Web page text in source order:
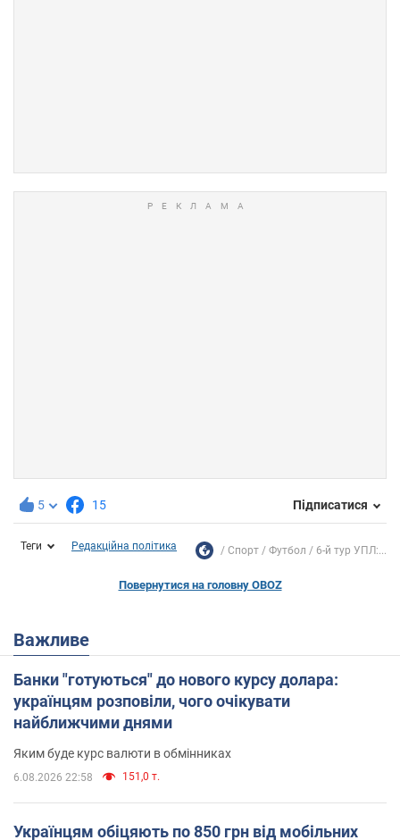
5 15 Підписатися
Теги Редакційна політика Спорт Футбол 6-й тур УПЛ:...
Повернутися на головну OBOZ
Важливе
Банки "готуються" до нового курсу долара:
українцям розповіли, чого очікувати
найближчими днями
Яким буде курс валюти в обмінниках
6.08.2026 22:58 151,0 т.
Українцям обіцяють по 850 грн від мобільних